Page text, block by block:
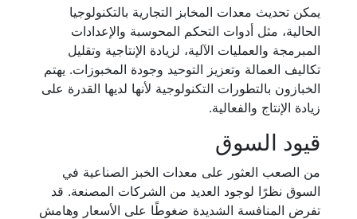
يمكن تحديث معدات المخابز التجارية بالتكنولوجيا
الحالية، مثل أدوات التحكم المحوسبة والإعدادات
المبرمجة والعمليات الآلية، لزيادة الإنتاجية وتقليل
تكاليف العمالة وتعزيز التوحيد وجودة المخبوزات. يهتم
الخبازون بالتطورات التكنولوجية لأنها لديها القدرة على
زيادة الإنتاج والفعالية.
قيود السوق
من الصعب العثور على معدات الخبز الصناعية في
السوق نظرًا لوجود العديد من الشركات المصنعة. قد
تفرض المنافسة الشديدة ضغوطًا على الأسعار وهامش